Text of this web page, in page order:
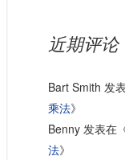
近期评论
Bart Smith 发
乘法》
Benny发表在
法》